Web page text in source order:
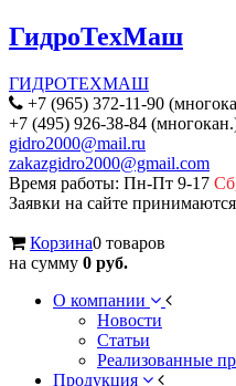
ГидроТехМаш
ГИДРОТЕХМАШ
+7 (965) 372-11-90
+7 (495) 926-38-84
gidro2000@mail.ru
zakazgidro2000@gmail.com
Время работы: Пн-Пт 9-17 Сб
Заявки на сайте
Корзина0 товаров
на сумму 0 руб.
О компании
Новости
Статьи
Реализованные
Продукция